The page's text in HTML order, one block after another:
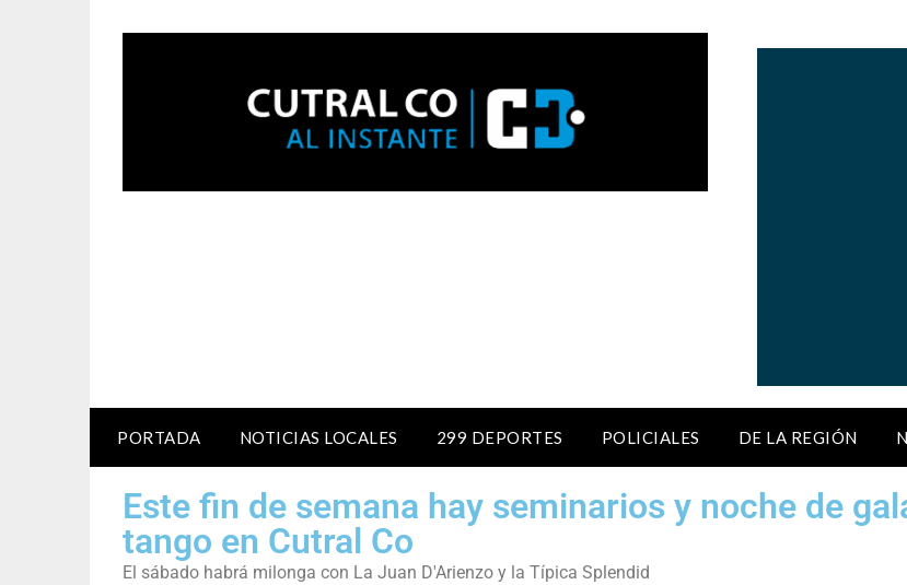
PORTADA NOTICIAS LOCALES 299 DEPORTES POLICIALES DE LA REGIÓN
Este fin de semana hay seminarios y noche de
tango en Cutral Co
El sábado habrá milonga con La Juan D'Arienzo y la Típica Splendid